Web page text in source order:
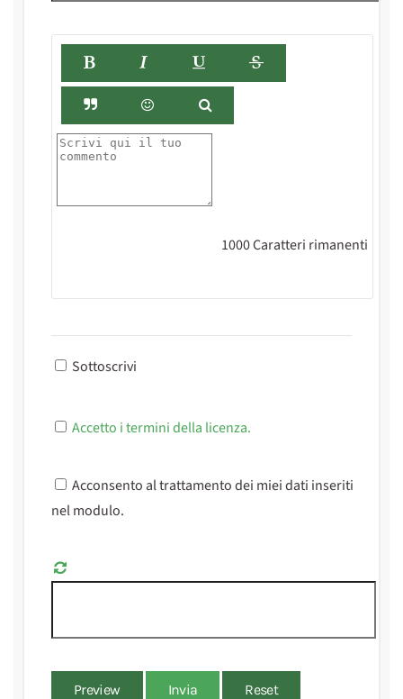
1000Caratteri rimanenti
Sottoscrivi
Accetto i termini della licenza.
Acconsento al trattamento dei miei dati inseriti
nel modulo.
Preview Invia Reset